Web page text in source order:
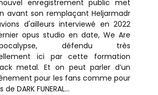
enregistrement public met
avant son remplaçant Heljarmadr
d'ailleurs interviewé en 2022
opus studio en date, We Are
défendu très
ici par cette formation
metal. Et on peut parler d’un
pour les fans comme pour
DARK FUNERAL...